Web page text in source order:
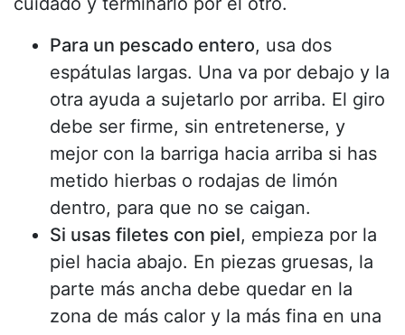
Para un pescado entero, usa dos
espátulas largas. Una va por debajo y la
otra ayuda a sujetarlo por arriba. El giro
debe ser firme, sin entretenerse, y
mejor con la barriga hacia arriba si has
metido hierbas o rodajas de limón
dentro, para que no se caigan.
Si usas filetes con piel, empieza por la
piel hacia abajo. En piezas gruesas, la
parte más ancha debe quedar en la
zona de más calor y la más fina en una